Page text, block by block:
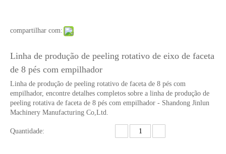
compartilhar com:
Linha de produção de peeling rotativo de eixo de faceta
de 8 pés com empilhador
Linha de produção de peeling rotativo de faceta de 8 pés com
empilhador, encontre detalhes completos sobre a linha de produção de
peeling rotativa de faceta de 8 pés com empilhador - Shandong Jinlun
Machinery Manufacturing Co,Ltd.
Quantidade: